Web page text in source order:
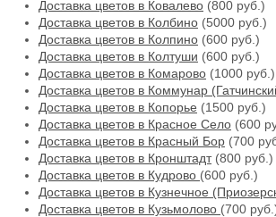
Доставка цветов в Ковалево (800 руб.)
Доставка цветов в Колбино (5000 руб.)
Доставка цветов в Колпино (600 руб.)
Доставка цветов в Колтуши (600 руб.)
Доставка цветов в Комарово (1000 руб.)
Доставка цветов в Коммунар
Доставка цветов в Копорье (1500 руб.)
Доставка цветов в Красное Село (600
Доставка цветов в Красный Бор (700
Доставка цветов в Кронштадт(800 руб.)
Доставка цветов в Кудрово (600 руб.)
Доставка цветов в Кузнечное
Доставка цветов в Кузьмолово (700